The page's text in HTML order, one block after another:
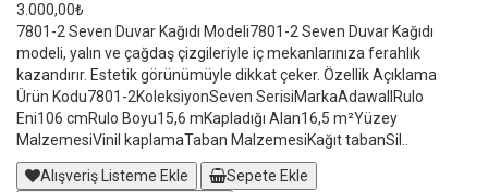
3.000,00₺
7801-2 Seven Duvar Kağıdı Modeli7801-2 Seven Duvar Kağıdı
modeli, yalın ve çağdaş çizgileriyle iç mekanlarınıza ferahlık
kazandırır. Estetik görünümüyle dikkat çeker. Özellik Açıklama
Ürün Kodu7801-2KoleksiyonSeven SerisiMarkaAdawallRulo
Eni106 cmRulo Boyu15,6 mKapladığı Alan16,5 m²Yüzey
MalzemesiVinil kaplamaTaban MalzemesiKağıt tabanSil..
Alışveriş Listeme Ekle
Sepete Ekle